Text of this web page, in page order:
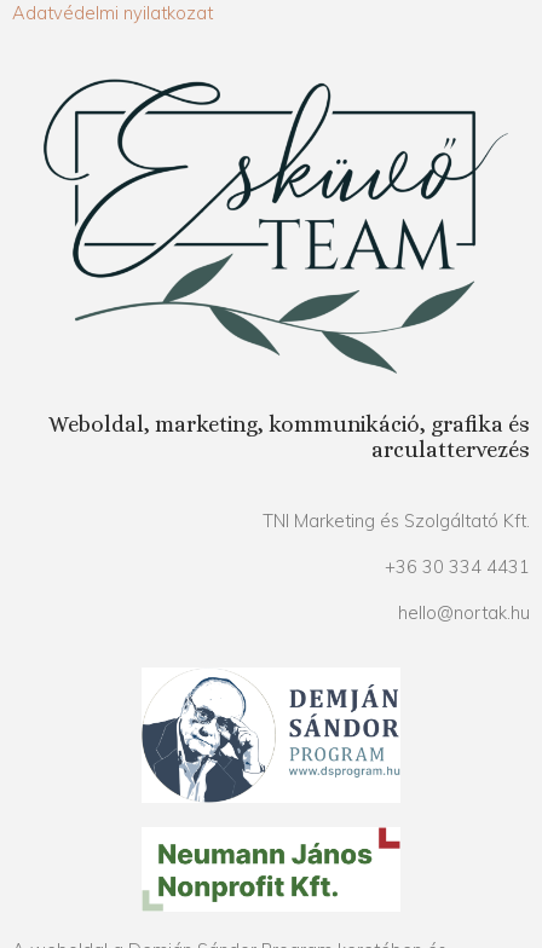
Adatvédelmi nyilatkozat
Weboldal, marketing, kommunikáció, grafika és
arculattervezés
TNI Marketing és Szolgáltató Kft.
+36 30 334 4431
hello@nortak.hu